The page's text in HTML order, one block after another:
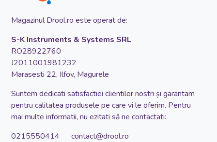
Magazinul Drool.ro este operat de:
S-K Instruments & Systems SRL
RO28922760
J2011001981232
Marasesti 22, Ilfov, Magurele
Suntem dedicati satisfactiei clientilor nostri și garantam
pentru calitatea produsele pe care vi le oferim. Pentru
mai multe informatii, nu ezitati să ne contactati:
0215550414 contact@drool.ro